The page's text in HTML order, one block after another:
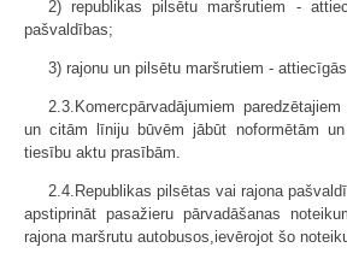
2) republikas pilsētu maršrutiem -
pašvaldības;
3) rajonu un pilsētu maršrutiem -
2.3.Komercpārvadājumiem
un citām līniju būvēm jābūt noformētām
tiesību aktu prasībām.
2.4.Republikas pilsētas vai rajona
apstiprināt pasažieru pārvadāšanas
rajona maršrutu autobusos,ievērojot šo